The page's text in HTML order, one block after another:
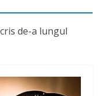
de-a lungul